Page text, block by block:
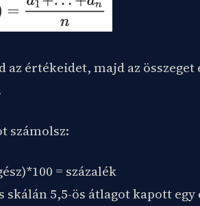
az értékeidet, majd az
számolsz:
= százalék
skálán 5,5-ös átlagot kapott